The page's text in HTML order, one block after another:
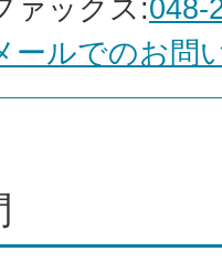
ァックス:048-
ールでのお問